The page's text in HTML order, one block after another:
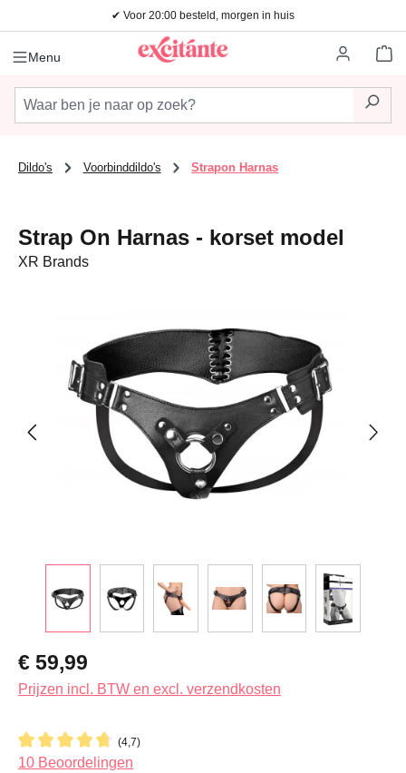
Ga naar de hoofdinhoud✔ Voor 20:00 besteld, morgen in huis
Menu
Dildo's Voorbinddildo's Strapon Harnas
Strap On Harnas - korset model
XR Brands
Normale prijs:
€ 59,99
Prijzen incl. BTW en excl. verzendkosten
(4,7)
Gemiddelde waardering van 4.7 van 5 sterren
10 Beoordelingen